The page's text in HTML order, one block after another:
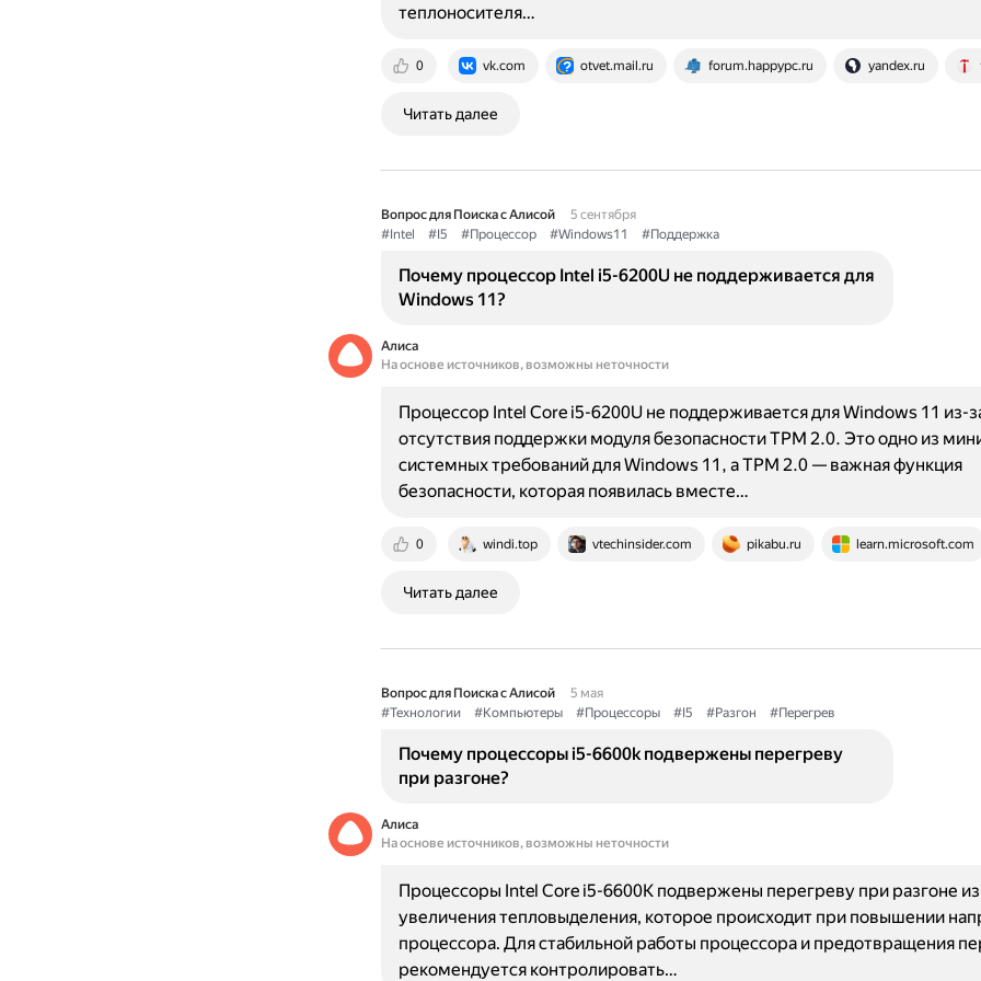
0 vk.com otvet.mail.ru forum.happypc.ru yandex.ru
теплоносителя…
Читать далее
Вопрос для Поиска с Алисой
5 сентября
#Intel
#I5 #Процессор #Windows11 #Поддержка
Почему процессор Intel i5-6200U не поддерживается для
Windows 11?
Алиса
На основе источников, возможны неточности
0 windi.top vtechinsider.com pikabu.ru learn.microsoft.com
Процессор Intel Core i5-6200U не поддерживается для Windows 11 из-
отсутствия поддержки модуля безопасности TPM 2.0. Это одно из
системных требований для Windows 11, а TPM 2.0 — важная функция
безопасности, которая появилась вместе…
Читать далее
Вопрос для Поиска с Алисой
5 мая
#Технологии
#Компьютеры #Процессоры #I5 #Разгон #Перегрев
Почему процессоры i5-6600k подвержены перегреву
при разгоне?
Алиса
На основе источников, возможны неточности
Процессоры Intel Core i5-6600K подвержены перегреву при разгоне
увеличения тепловыделения, которое происходит при повышении
процессора. Для стабильной работы процессора и предотвращения
рекомендуется контролировать…